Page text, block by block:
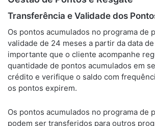
Transferência e Validade dos
Os pontos acumulados no programa de
validade de 24 meses a partir da data
importante que o cliente acompanhe
quantidade de pontos acumulados em
crédito e verifique o saldo com
os pontos expirem.
Os pontos acumulados no programa de
podem ser transferidos para outros